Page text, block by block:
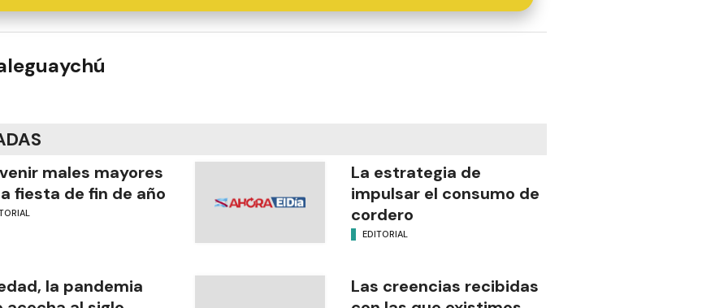
males mayores
fiesta de fin de año
La estrategia de
impulsar el consumo de
cordero
EDITORIAL
la pandemia
Las creencias recibidas